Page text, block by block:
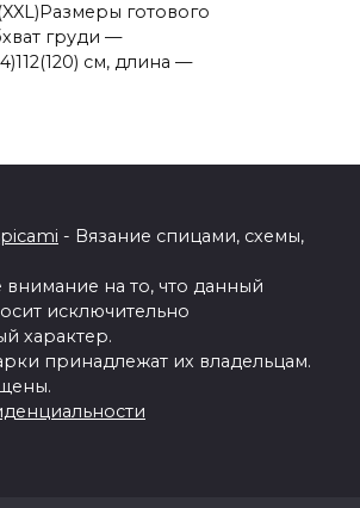
готового
груди —
см, длина —
- Вязание спицами, схемы,
на то, что данный
исключительно
характер.
принадлежат их владельцам.